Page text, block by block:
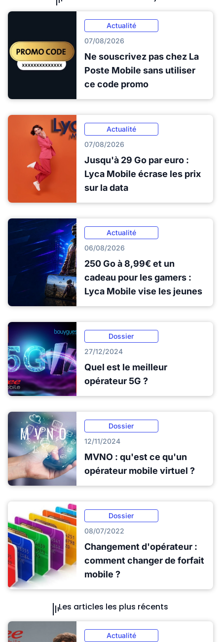
Actualité
07/08/2026
Ne souscrivez pas chez La
Poste Mobile sans utiliser
ce code promo
Actualité
07/08/2026
Jusqu'à 29 Go par euro :
Lyca Mobile écrase les prix
sur la data
Actualité
06/08/2026
250 Go à 8,99€ et un
cadeau pour les gamers :
Lyca Mobile vise les jeunes
Dossier
27/12/2024
Quel est le meilleur
opérateur 5G ?
Dossier
12/11/2024
MVNO : qu'est ce qu'un
opérateur mobile virtuel ?
Dossier
08/07/2022
Changement d'opérateur :
comment changer de forfait
mobile ?
Les articles les plus récents
Actualité